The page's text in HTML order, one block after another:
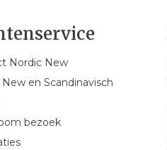
Nordic New
en Scandinavisch
bezoek